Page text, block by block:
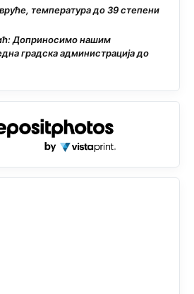
температура до 39 степени
Доприносимо нашим
градска администрација до